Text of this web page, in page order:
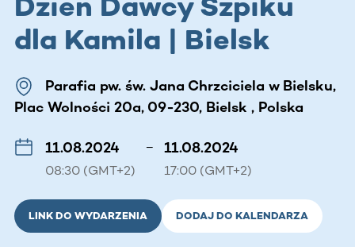
dla Kamila | Bielsk
Parafia pw. św. Jana Chrzciciela w Bielsku,
Plac Wolności 20a, 09-230, Bielsk , Polska
11.08.2024
08:30 (GMT+2)
– 11.08.2024
17:00 (GMT+2)
LINK DO WYDARZENIA DODAJ DO KALENDARZA